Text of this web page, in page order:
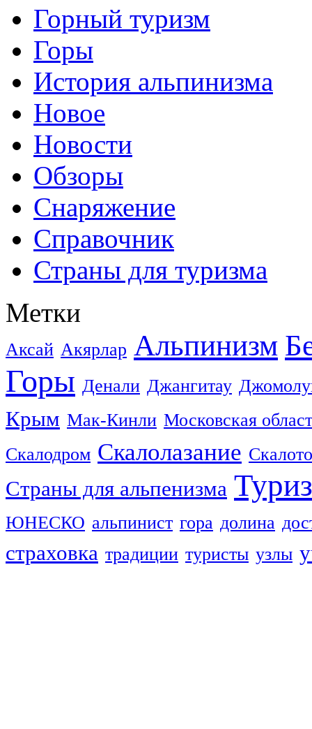
Горный туризм
Горы
История альпинизма
Новое
Новости
Обзоры
Снаряжение
Справочник
Страны для туризма
Метки
Аксай Акярлар Альпинизм
Горы Денали Джангитау
Крым Мак-Кинли Московская
Скалодром Скалолазание
Страны для альпенизма
ЮНЕСКО альпинист гора долина
страховка традиции туристы узлы